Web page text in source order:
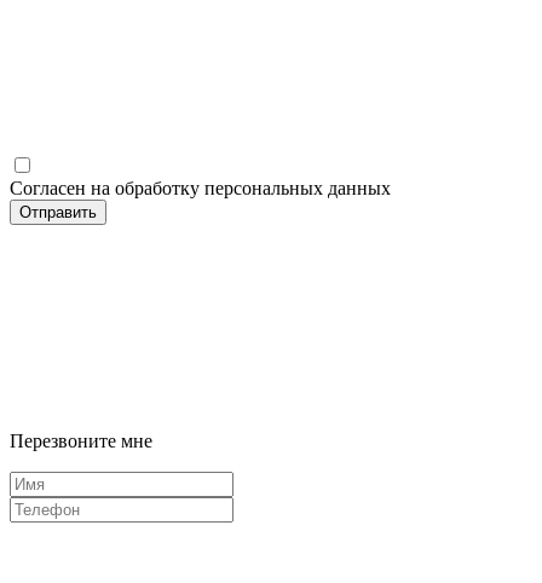
Согласен на обработку персональных данных
Отправить
Перезвоните мне